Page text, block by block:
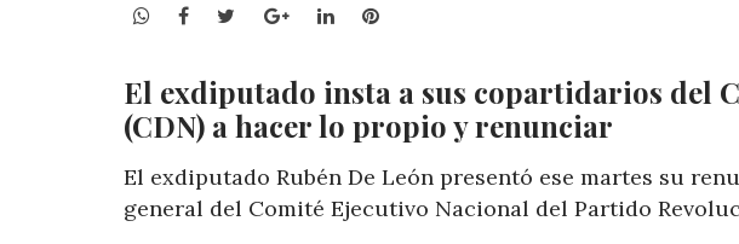
WhatsApp
Facebook
TwitterGoogle+LinkedInPinterest
El exdiputado insta a sus copartidarios del
(CDN) a hacer lo propio y renunciar
El exdiputado Rubén De León presentó ese martes su
general del Comité Ejecutivo Nacional del Partido